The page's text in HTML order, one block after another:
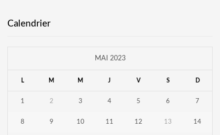
Calendrier
MAI 2023
L M M J V S D
1 2 3 4 5 6 7
8 9 10 11 12 13 14